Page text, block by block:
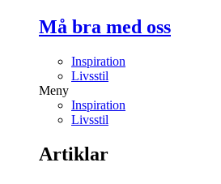
Må bra med oss
Inspiration
Livsstil
Meny
Inspiration
Livsstil
Artiklar